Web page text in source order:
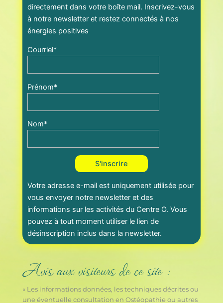
directement dans votre boîte mail. Inscrivez-vous
à notre newsletter et restez connectés à nos
énergies positives
Courriel*
Prénom*
Nom*
Votre adresse e-mail est uniquement utilisée pour
vous envoyer notre newsletter et des
informations sur les activités du Centre O. Vous
pouvez à tout moment utiliser le lien de
désinscription inclus dans la newsletter.
Avis aux visiteurs de ce site :
« Les informations données, les techniques décrites ou
une éventuelle consultation en Ostéopathie ou autres